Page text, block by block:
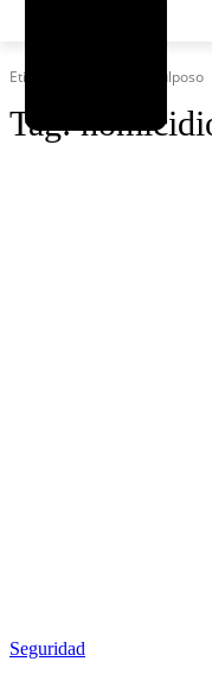
Etiquetas Homicidio culposo
Tag:
Seguridad